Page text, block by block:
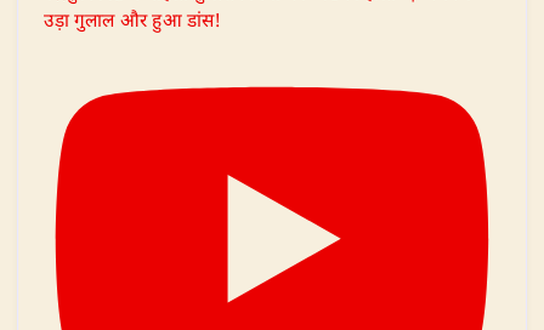
उड़ा गुलाल और हुआ डांस!